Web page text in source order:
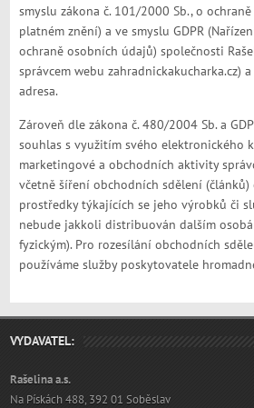
smyslu zákona č. 101/2000 Sb., o
platném znění) a ve smyslu GDPR
ochraně osobních údajů) společnosti
správcem webu zahradnickakucharka.cz)
adresa.
Zároveň dle zákona č. 480/2004 Sb. a
souhlas s využitím svého elektronického
marketingové a obchodních aktivity
včetně šíření obchodních sdělení
prostředky týkajících se jeho výrobků či
nebude jakkoli distribuován dalším
fyzickým). Pro rozesílání obchodních
používáme služby poskytovatele
VYDAVATEL:
Rašelina a.s.
Na Pískách 488, 392 01 Soběslav